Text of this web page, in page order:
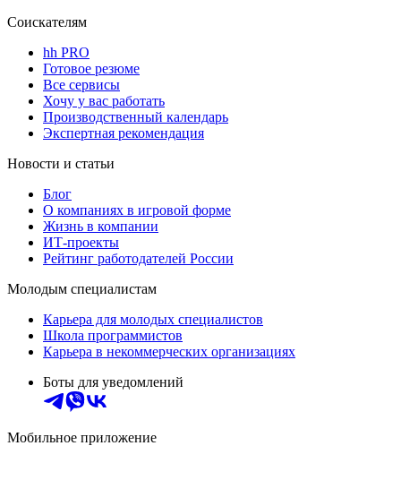
Соискателям
hh PRO
Готовое резюме
Все сервисы
Хочу у вас работать
Производственный календарь
Экспертная рекомендация
Новости и статьи
Блог
О компаниях в игровой форме
Жизнь в компании
ИТ-проекты
Рейтинг работодателей России
Молодым специалистам
Карьера для молодых специалистов
Школа программистов
Карьера в некоммерческих организациях
Боты для уведомлений
Мобильное приложение